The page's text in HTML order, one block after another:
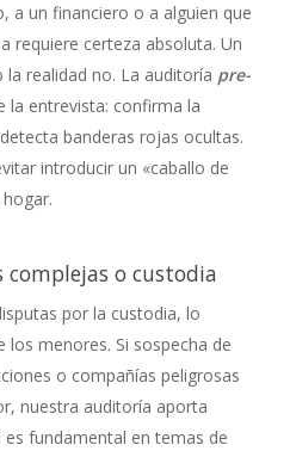
a un financiero o a alguien que
requiere certeza absoluta. Un
realidad no. La auditoría pre-
la entrevista: confirma la
banderas rojas ocultas.
introducir un «caballo de
o custodia
por la custodia, lo
los menores. Si sospecha de
o compañías peligrosas
nuestra auditoría aporta
fundamental en temas de